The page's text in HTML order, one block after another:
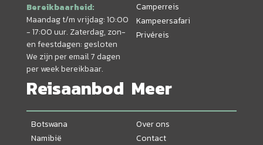
Bereikbaarheid:
Maandag t/m vrijdag: 10:00
- 17:00 uur. Zaterdag, zon-
en feestdagen: gesloten
We zijn per email 7 dagen
per week bereikbaar.
Camperreis
Kampeersafari
Privéreis
Reisaanbod
Botswana
Namibië
Meer
Over ons
Contact